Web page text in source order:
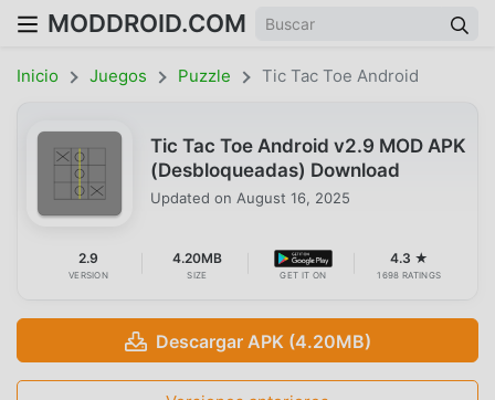
MODDROID.COM
Inicio Juegos Puzzle Tic Tac Toe Android
Tic Tac Toe Android v2.9 MOD APK
(Desbloqueadas) Download
Updated on August 16, 2025
2.9
VERSION
4.20MB
SIZE GET IT ON
4.3 ★
1698 RATINGS
Descargar APK (4.20MB)